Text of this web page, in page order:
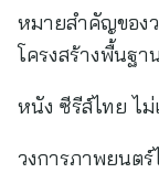
หมายสำคัญของ
โครงสร้างพื้นฐ
หนัง ซีรีส์ไทย ไ
วงการภาพยนตร์